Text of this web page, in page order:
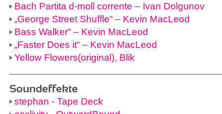
Bach Partita d-moll corrente – Ivan Dolgunov
„George Street Shuffle“ – Kevin MacLeod
Bass Walker“ – Kevin MacLeod
„Faster Does it“ – Kevin MacLeod
Yellow Flowers(original), Blik
Soundeffekte
stephan - Tape Deck